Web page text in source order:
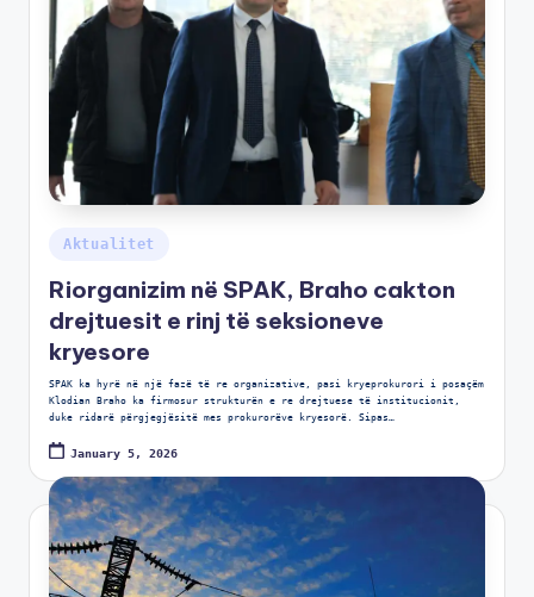
Aktualitet
Riorganizim në SPAK, Braho cakton
drejtuesit e rinj të seksioneve
kryesore
SPAK ka hyrë në një fazë të re organizative, pasi kryeprokurori i posaçëm
Klodian Braho ka firmosur strukturën e re drejtuese të institucionit,
duke ridarë përgjegjësitë mes prokurorëve kryesorë. Sipas…
January 5, 2026